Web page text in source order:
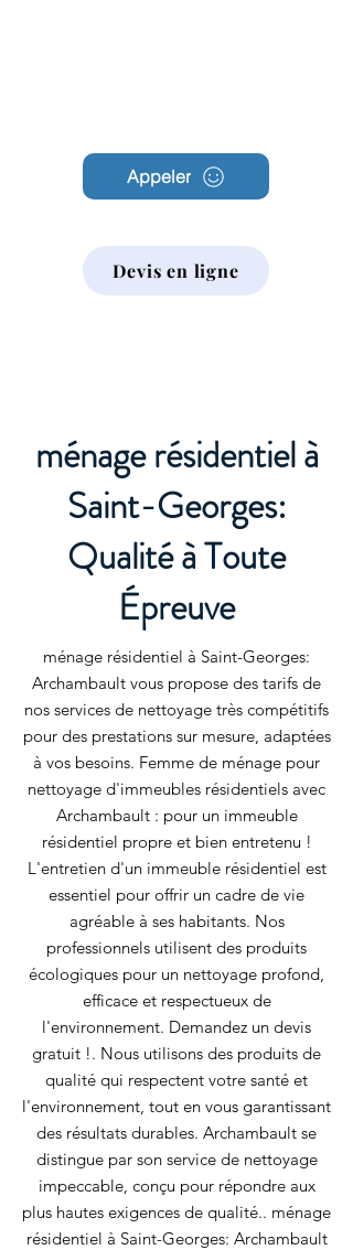
Appeler
Devis en ligne
ménage résidentiel à
Saint-Georges:
Qualité à Toute
Épreuve
ménage résidentiel à Saint-Georges:
Archambault vous propose des tarifs de
nos services de nettoyage très compétitifs
pour des prestations sur mesure, adaptées
à vos besoins. Femme de ménage pour
nettoyage d'immeubles résidentiels avec
Archambault : pour un immeuble
résidentiel propre et bien entretenu !
L'entretien d'un immeuble résidentiel est
essentiel pour offrir un cadre de vie
agréable à ses habitants. Nos
professionnels utilisent des produits
écologiques pour un nettoyage profond,
efficace et respectueux de
l'environnement. Demandez un devis
gratuit !. Nous utilisons des produits de
qualité qui respectent votre santé et
l'environnement, tout en vous garantissant
des résultats durables. Archambault se
distingue par son service de nettoyage
impeccable, conçu pour répondre aux
plus hautes exigences de qualité.. ménage
résidentiel à Saint-Georges: Archambault